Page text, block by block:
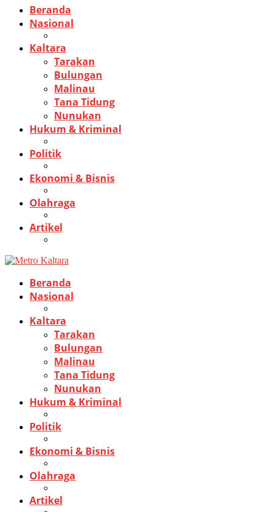
Beranda
Nasional
Kaltara
Tarakan
Bulungan
Malinau
Tana Tidung
Nunukan
Hukum & Kriminal
Politik
Ekonomi & Bisnis
Olahraga
Artikel
Beranda
Nasional
Kaltara
Tarakan
Bulungan
Malinau
Tana Tidung
Nunukan
Hukum & Kriminal
Politik
Ekonomi & Bisnis
Olahraga
Artikel